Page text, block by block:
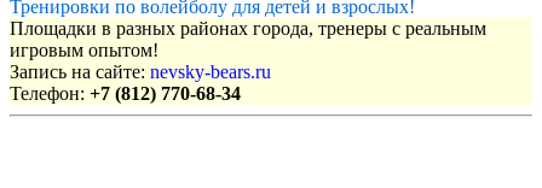
Тренировки по волейболу для детей и взрослых!
Площадки в разных районах города, тренеры с реальным
игровым опытом!
Запись на сайте: nevsky-bears.ru
Телефон: +7 (812) 770-68-34